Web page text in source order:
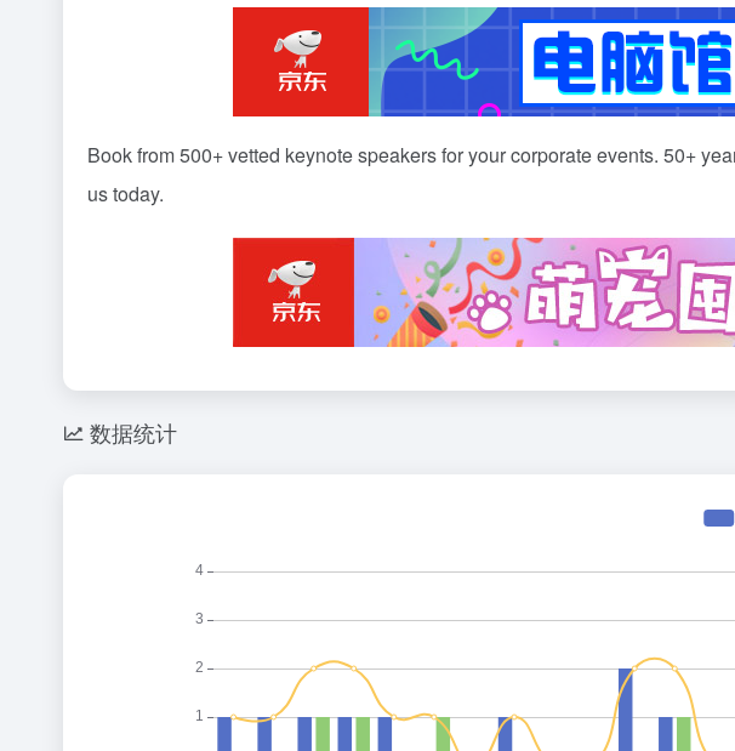
Book from 500+ vetted keynote speakers for your corporate events. 50+
us today.
数据统计